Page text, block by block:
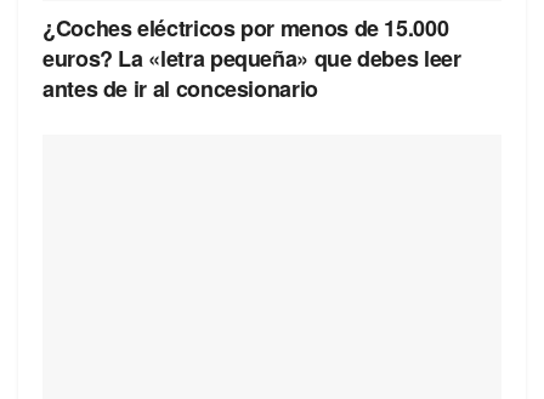
¿Coches eléctricos por menos de 15.000
euros? La «letra pequeña» que debes leer
antes de ir al concesionario